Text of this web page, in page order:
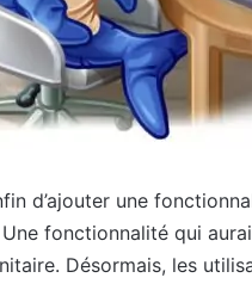
d’ajouter une
fonctionnalité qui
Désormais, les